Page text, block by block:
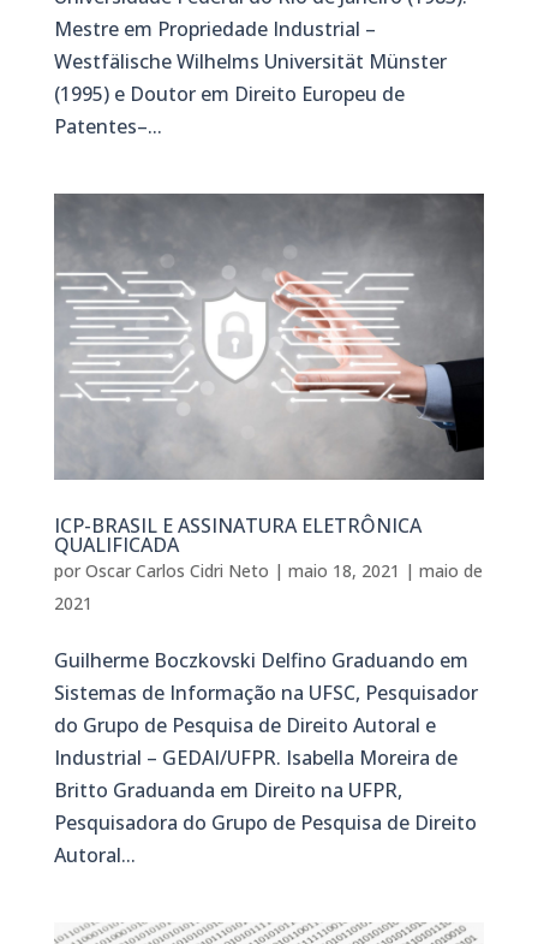
Mestre em Propriedade Industrial –
Westfälische Wilhelms Universität Münster
(1995) e Doutor em Direito Europeu de
Patentes–...
ICP-BRASIL E ASSINATURA ELETRÔNICA
QUALIFICADA
por Oscar Carlos Cidri Neto | maio 18, 2021 | maio de
2021
Guilherme Boczkovski Delfino Graduando em
Sistemas de Informação na UFSC, Pesquisador
do Grupo de Pesquisa de Direito Autoral e
Industrial – GEDAI/UFPR. Isabella Moreira de
Britto Graduanda em Direito na UFPR,
Pesquisadora do Grupo de Pesquisa de Direito
Autoral...